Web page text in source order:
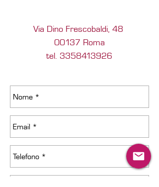
Via Dino Frescobaldi, 48
00137 Roma
tel. 3358413926